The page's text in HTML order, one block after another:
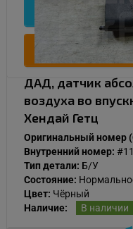
ДАД, датчик
воздуха во
Хендай Гетц
Оригинальный номер
Внутренний номер:
Тип детали: Б/У
Состояние:
Цвет: Чёрный
Наличие:
В наличии